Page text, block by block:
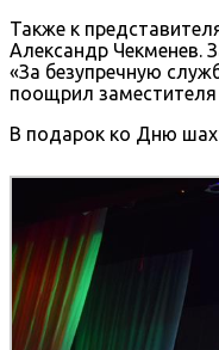
Также к
Александр Чекменев.
«За безупречную
поощрил
В подарок ко Дню